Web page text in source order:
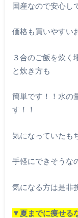
国産なので安心し
価格も買いやすい
３合のご飯を炊く
と炊き方も
簡単です！！水の
す！！
気になっていたも
手軽にできそうな
気になる方は是非
▼夏までに痩せる